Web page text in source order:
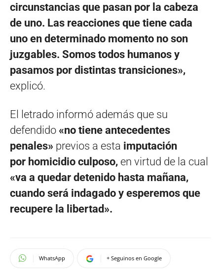
circunstancias que pasan por la cabeza
de uno. Las reacciones que tiene cada
uno en determinado momento no son
juzgables. Somos todos humanos y
pasamos por distintas transiciones»,
explicó.
El letrado informó además que su
defendido «no tiene antecedentes
penales» previos a esta imputación
por homicidio culposo, en virtud de la cual
«va a quedar detenido hasta mañana,
cuando será indagado y esperemos que
recupere la libertad».
WhatsApp + Seguinos en Google